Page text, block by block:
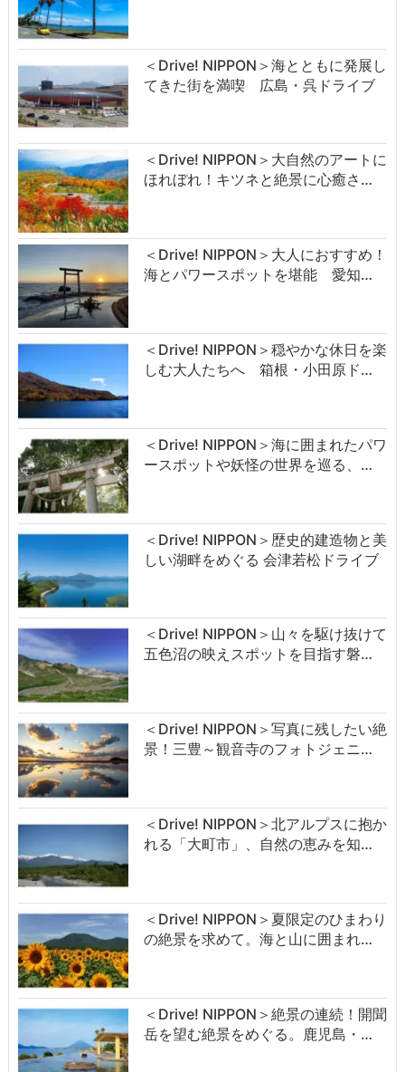
＜Drive! NIPPON＞海とともに発展し
てきた街を満喫 広島・呉ドライブ
＜Drive! NIPPON＞大自然のアートに
ほれぼれ！キツネと絶景に心癒さ…
＜Drive! NIPPON＞大人におすすめ！
海とパワースポットを堪能 愛知…
＜Drive! NIPPON＞穏やかな休日を楽
しむ大人たちへ 箱根・小田原ド…
＜Drive! NIPPON＞海に囲まれたパワ
ースポットや妖怪の世界を巡る、…
＜Drive! NIPPON＞歴史的建造物と美
しい湖畔をめぐる 会津若松ドライブ
＜Drive! NIPPON＞山々を駆け抜けて
五色沼の映えスポットを目指す磐…
＜Drive! NIPPON＞写真に残したい絶
景！三豊～観音寺のフォトジェニ…
＜Drive! NIPPON＞北アルプスに抱か
れる「大町市」、自然の恵みを知…
＜Drive! NIPPON＞夏限定のひまわり
の絶景を求めて。海と山に囲まれ…
＜Drive! NIPPON＞絶景の連続！開聞
岳を望む絶景をめぐる。鹿児島・…